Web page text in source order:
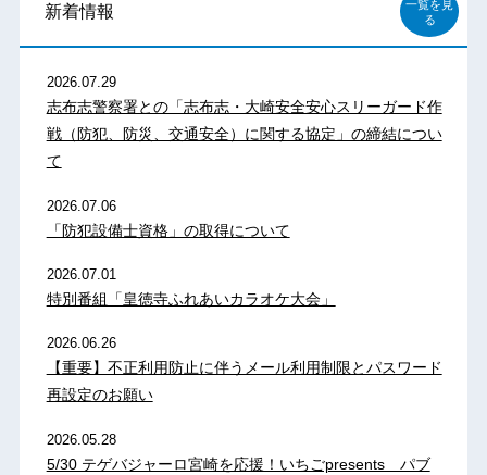
新着情報
一覧を見
る
2026.07.29
志布志警察署との「志布志・大崎安全安心スリーガード作
戦（防犯、防災、交通安全）に関する協定」の締結につい
て
2026.07.06
「防犯設備士資格」の取得について
2026.07.01
特別番組「皇徳寺ふれあいカラオケ大会」
2026.06.26
【重要】不正利用防止に伴うメール利用制限とパスワード
再設定のお願い
2026.05.28
5/30 テゲバジャーロ宮崎を応援！いちごpresents パブ